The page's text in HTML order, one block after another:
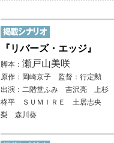
『リバーズ・エッジ』
脚本： 瀬戸山美咲
原作：岡崎京子 監督：行定勲
出演：二階堂ふみ 吉沢亮 上杉
柊平 ＳＵＭＩＲＥ 土居志央
梨 森川葵